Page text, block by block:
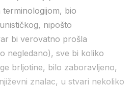
bio
nipošto
bi verovatno prošla
negledano), sve bi koliko
brljotine, bilo zaboravljeno,
znalac, u stvari nekoliko